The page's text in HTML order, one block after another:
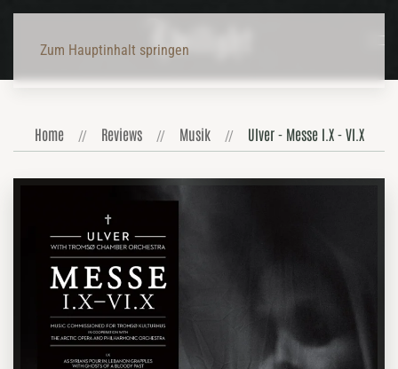
Zum Hauptinhalt springen
Home Reviews Musik Ulver - Messe I.X - VI.X